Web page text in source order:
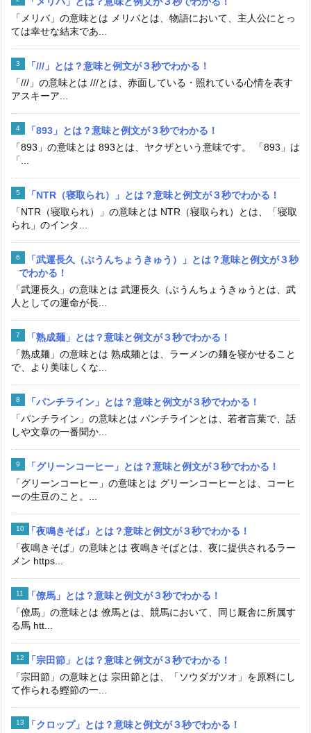
「メリバ」の意味とは メリバとは、物語において、主人公にとっ
ては幸せな結末であ...
「///」とは？意味と例文が３秒でわかる！
「///」の意味とは ///とは、赤面している・照れている心情を表す
アスキーア...
「893」とは？意味と例文が３秒でわかる！
「893」の意味とは 893とは、ヤクザという意味です。 「893」は
「...
「NTR（寝取られ）」とは？意味と例文が３秒でわかる！
「NTR（寝取られ）」の意味とは NTR（寝取られ）とは、「寝取
られ」のインタ...
「武運長久（ぶうんちょうきゅう）」とは？意味と例文が３秒
でわかる！
「武運長久」の意味とは 武運長久（ぶうんちょうきゅうとは、武
人としての運命が長...
「熟成麺」とは？意味と例文が３秒でわかる！
「熟成麺」の意味とは 熟成麺とは、ラーメンの麺を寝かせること
で、より美味しくな...
「パンチライン」とは？意味と例文が３秒でわかる！
「パンチライン」の意味とは パンチラインとは、若者言葉で、話
しや文章の一番聞か...
「グリーンコーヒー」とは？意味と例文が３秒でわかる！
「グリーンコーヒー」の意味とは グリーンコーヒーとは、コーヒ
ーの生豆のこと。...
「夜鳴きそば」とは？意味と例文が３秒でわかる！
「夜鳴きそば」の意味とは 夜鳴きそばとは、夜に提供されるラー
メン https...
「僚馬」とは？意味と例文が３秒でわかる！
「僚馬」の意味とは 僚馬とは、競馬において、同じ厩舎に所属す
る馬 htt...
「宗田節」とは？意味と例文が３秒でわかる！
「宗田節」の意味とは 宗田節とは、「ソウダガツオ」を原料にし
て作られる鰹節の一...
「クロップ」とは？意味と例文が３秒でわかる！